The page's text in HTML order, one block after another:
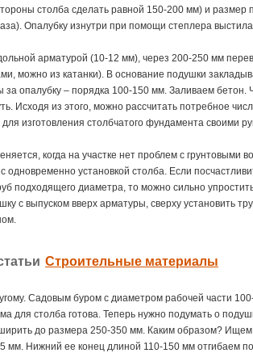
столба сделать равной 150-200 мм) и
Опалубку изнутри при помощи степлера
арматурой (10-12 мм), через 200-250 мм
можно из катанки). В основание подушки
за опалубку – порядка 100-150 мм. Заливаем
Исходя из этого, можно рассчитать потребное
изготовления столбчатого фундамента своими
когда на участке нет проблем с грунтовыми
одновременно установкой столба. Если
подходящего диаметра, то можно сильно
с выпуском вверх арматуры, сверху установить
Строительные материалы
Садовым буром с диаметром рабочей части
для столба готова. Теперь нужно подумать о
до размера 250-350 мм. Каким образом?
мм. Нижний ее конец длиной 110-150 мм отгибаем